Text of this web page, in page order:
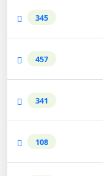
345
457
341
108